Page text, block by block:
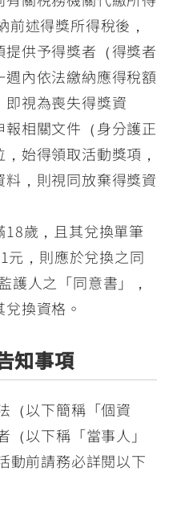
述得獎所得稅後，
供予得獎者（得獎者
內依法繳納應得稅額
視為喪失得獎資
相關文件（身分護正
始得領取活動獎項，
，則視同放棄得獎資
歲，且其兌換單筆
元，則應於兌換之同
護人之「同意書」，
換資格。
知事項
（以下簡稱「個資
以下稱「當事人」
動前請務必詳閱以下